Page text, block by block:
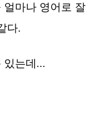
얼마나 영어로 잘
다.
있는데...